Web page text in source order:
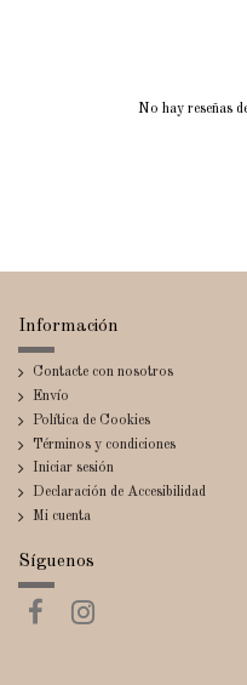
No hay reseñas
Información
Contacte con nosotros
Envío
Política de Cookies
Términos y condiciones
Iniciar sesión
Declaración de Accesibilidad
Mi cuenta
Síguenos